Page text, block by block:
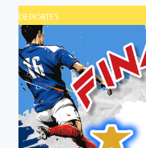
DEPORTES